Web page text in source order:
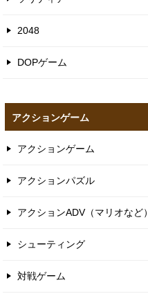
2048
DOPゲーム
アクションゲーム
アクションゲーム
アクションパズル
アクションADV（マリオなど）
シューティング
対戦ゲーム